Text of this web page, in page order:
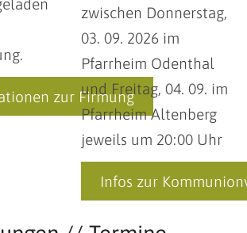
zur Firmung
zwischen Donnerstag,
03. 09. 2026 im
Pfarrheim Odenthal
und Freitag, 04. 09. im
Pfarrheim Altenberg
jeweils um 20:00 Uhr
Infos zur